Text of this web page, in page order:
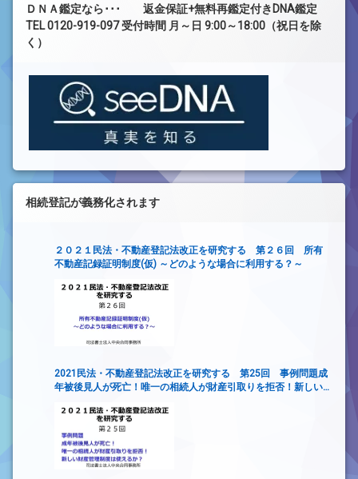
ＤＮＡ鑑定なら･･･ 返金保証+無料再鑑定付きDNA鑑定
TEL 0120-919-097 受付時間 月～日 9:00～18:00（祝日を除
く）
相続登記が義務化されます
２０２１民法・不動産登記法改正を研究する 第２６回 所有
不動産記録証明制度(仮) ～どのような場合に利用する？～
2021民法・不動産登記法改正を研究する 第25回 事例問題成
年被後見人が死亡！唯一の相続人が財産引取りを拒否！新しい